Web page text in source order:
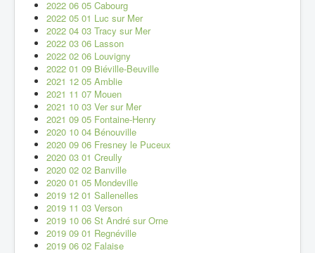
2022 06 05 Cabourg
2022 05 01 Luc sur Mer
2022 04 03 Tracy sur Mer
2022 03 06 Lasson
2022 02 06 Louvigny
2022 01 09 Biéville-Beuville
2021 12 05 Amblie
2021 11 07 Mouen
2021 10 03 Ver sur Mer
2021 09 05 Fontaine-Henry
2020 10 04 Bénouville
2020 09 06 Fresney le Puceux
2020 03 01 Creully
2020 02 02 Banville
2020 01 05 Mondeville
2019 12 01 Sallenelles
2019 11 03 Verson
2019 10 06 St André sur Orne
2019 09 01 Regnéville
2019 06 02 Falaise